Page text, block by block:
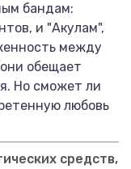
бандам:
и "Акулам",
между
обещает
Но сможет ли
любовь
средств,